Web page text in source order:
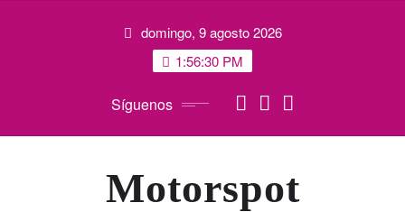
domingo, 9 agosto 2026
1:56:31 PM
Síguenos
Motorspot